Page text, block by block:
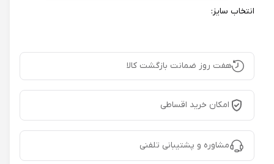
انتخاب سایز:
هفت روز ضمانت بازگشت کالا
امکان خرید اقساطی
مشاوره و پشتیبانی تلفنی